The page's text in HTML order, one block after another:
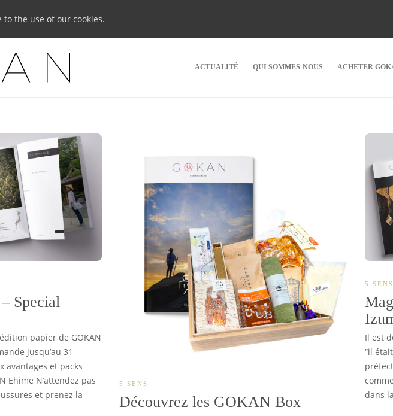
to the use of our cookies.
ACTUALITÉ QUI SOMMES-NOUS ACHETER
Special
papier de GOKAN
jusqu’au 31
avantages et packs
Ehime N’attendez pas
et prenez la
5 SENS
Découvrez les GOKAN Box
5 SENS
Il est
“il
dans